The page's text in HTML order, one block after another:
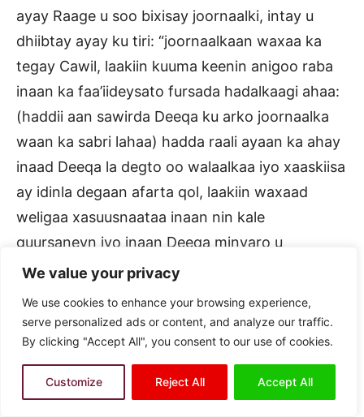
We value your privacy
We use cookies to enhance your browsing experience,
serve personalized ads or content, and analyze our traffic.
By clicking "Accept All", you consent to our use of cookies.
Customize Reject All Accept All
ayay Raage u soo bixisay joornaalki, intay u
dhiibtay ayay ku tiri: “joornaalkaan waxaa ka
tegay Cawil, laakiin kuuma keenin anigoo raba
inaan ka faa’iideysato fursada hadalkaagi ahaa:
(haddii aan sawirda Deeqa ku arko joornaalka
waan ka sabri lahaa) hadda raali ayaan ka ahay
inaad Deeqa la degto oo walaalkaa iyo xaaskiisa
ay idinla degaan afarta qol, laakiin waxaad
weligaa xasuusnaataa inaan nin kale
guursaneyn iyo inaan Deeqa minyaro u
noqoneyn balse aan keyd weli kuu ahay” Raage
rabaa inaad guriga Deeqa seexatid ileyn
akhbaar inay kuu hayso ayaa dhici karta,
waxayna igu tiri ha i soo woco marka uu